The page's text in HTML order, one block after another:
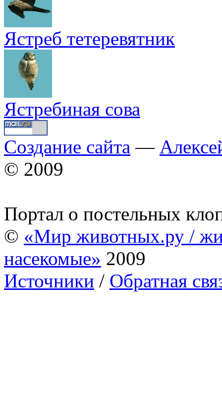
Ястреб тетеревятник
Ястребиная сова
Создание сайта —
© 2009
Портал о постельных
© «Мир животных.ру /
насекомые» 2009
Источники / Обратная